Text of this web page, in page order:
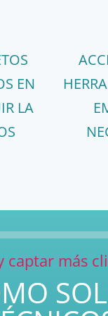
EN
LA
captar más